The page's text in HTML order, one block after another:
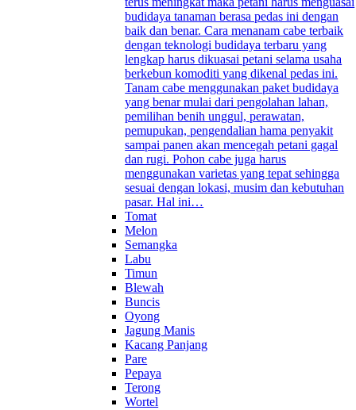
budidaya tanaman berasa pedas ini dengan
baik dan benar. Cara menanam cabe terbaik
dengan teknologi budidaya terbaru yang
lengkap harus dikuasai petani selama usaha
berkebun komoditi yang dikenal pedas ini.
Tanam cabe menggunakan paket budidaya
yang benar mulai dari pengolahan lahan,
pemilihan benih unggul, perawatan,
pemupukan, pengendalian hama penyakit
sampai panen akan mencegah petani gagal
dan rugi. Pohon cabe juga harus
menggunakan varietas yang tepat sehingga
sesuai dengan lokasi, musim dan kebutuhan
pasar. Hal ini…
Tomat
Melon
Semangka
Labu
Timun
Blewah
Buncis
Oyong
Jagung Manis
Kacang Panjang
Pare
Pepaya
Terong
Wortel